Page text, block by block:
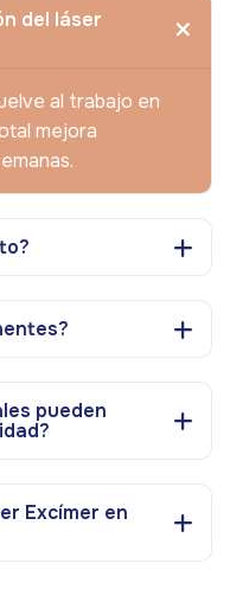
del láser
al trabajo en
mejora
pueden
Excímer en